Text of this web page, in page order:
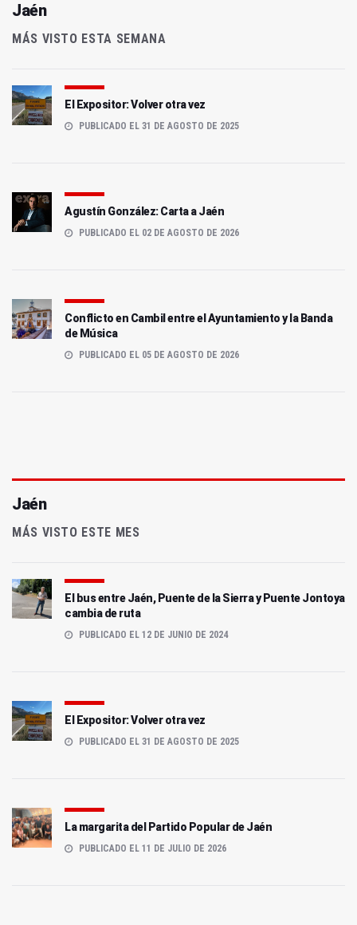
Jaén
MÁS VISTO ESTA SEMANA
El Expositor: Volver otra vez
PUBLICADO EL 31 DE AGOSTO DE 2025
Agustín González: Carta a Jaén
PUBLICADO EL 02 DE AGOSTO DE 2026
Conflicto en Cambil entre el Ayuntamiento y la Banda
de Música
PUBLICADO EL 05 DE AGOSTO DE 2026
Jaén
MÁS VISTO ESTE MES
El bus entre Jaén, Puente de la Sierra y Puente Jontoya
cambia de ruta
PUBLICADO EL 12 DE JUNIO DE 2024
El Expositor: Volver otra vez
PUBLICADO EL 31 DE AGOSTO DE 2025
La margarita del Partido Popular de Jaén
PUBLICADO EL 11 DE JULIO DE 2026